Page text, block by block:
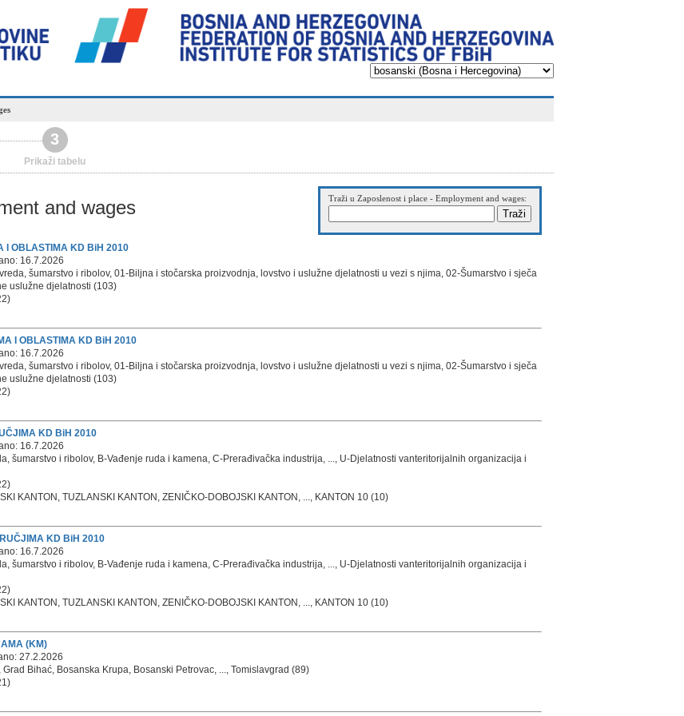
3
Prikaži tabelu
and wages Traži u Zaposlenost i place - Employment and wages:
I OBLASTIMA KD BiH 2010
16.7.2026
šumarstvo i ribolov, 01-Biljna i stočarska proizvodnja, lovstvo i uslužne djelatnosti u vezi s njima, 02-Šumarstvo i sječa
uslužne djelatnosti (103)
I OBLASTIMA KD BiH 2010
16.7.2026
šumarstvo i ribolov, 01-Biljna i stočarska proizvodnja, lovstvo i uslužne djelatnosti u vezi s njima, 02-Šumarstvo i sječa
uslužne djelatnosti (103)
KD BiH 2010
16.7.2026
šumarstvo i ribolov, B-Vađenje ruda i kamena, C-Prerađivačka industrija, ..., U-Djelatnosti vanteritorijalnih organizacija i
KANTON, TUZLANSKI KANTON, ZENIČKO-DOBOJSKI KANTON, ..., KANTON 10 (10)
KD BiH 2010
16.7.2026
šumarstvo i ribolov, B-Vađenje ruda i kamena, C-Prerađivačka industrija, ..., U-Djelatnosti vanteritorijalnih organizacija i
KANTON, TUZLANSKI KANTON, ZENIČKO-DOBOJSKI KANTON, ..., KANTON 10 (10)
(KM)
27.2.2026
Bihać, Bosanska Krupa, Bosanski Petrovac, ..., Tomislavgrad (89)